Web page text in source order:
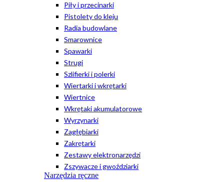
Piły i przecinarki
Pistolety do kleju
Radia budowlane
Smarownice
Spawarki
Strugi
Szlifierki i polerki
Wiertarki i wkrętarki
Wiertnice
Wkrętaki akumulatorowe
Wyrzynarki
Zagłębiarki
Zakrętarki
Zestawy elektronarzędzi
Zszywacze i gwoździarki
Narzędzia ręczne